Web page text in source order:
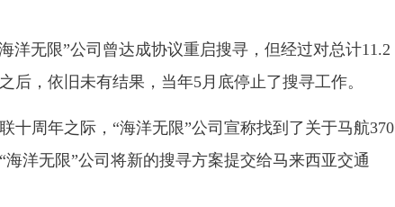
无限”公司曾达成协议重启搜寻，但经过对总计11.2
后，依旧未有结果，当年5月底停止了搜寻工作。
周年之际，“海洋无限”公司宣称找到了关于马航370
洋无限”公司将新的搜寻方案提交给马来西亚交通